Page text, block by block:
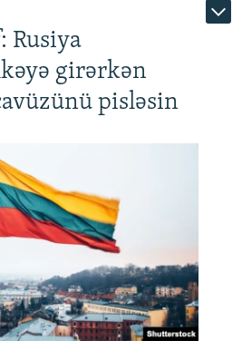
Rusiya
girərkən
pisləsin